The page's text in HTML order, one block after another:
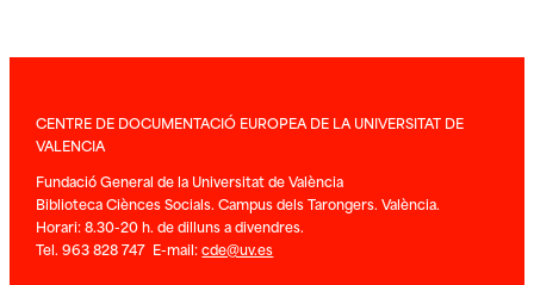
CENTRE DE DOCUMENTACIÓ EUROPEA DE LA UNIVERSITAT DE
VALENCIA
Fundació General de la Universitat de València
Biblioteca Ciènces Socials. Campus dels Tarongers. València.
Horari: 8.30-20 h. de dilluns a divendres.
Tel. 963 828 747 E-mail:cde@uv.es